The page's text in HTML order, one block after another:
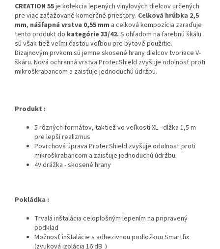
CREATION 55je kolekcia lepených vinylových dielcov určených
pre viac zaťažované komerčné priestory. Celková hrúbka 2,5
mm, nášľapná vrstva 0,55 mm a celková kompozícia zaraďuje
tento produkt do kategórie 33/42. S ohľadom na farebnú škálu
sú však tiež veľmi častou voľbou pre bytové použitie.
Dizajnovým prvkom sú jemne skosené hrany dielcov tvoriace V-
škáru. Nová ochranná vrstva ProtecShield zvyšuje odolnosť proti
mikroškrabancom a zaisťuje jednoduchú údržbu.
Produkt :
5 rôzných formátov, taktiež vo veľkosti XL - dĺžka 1,5 m
pre lepší realizmus
Povrchová úprava ProtecShield zvyšuje odolnosť proti
mikroškrabancom a zaisťuje jednoduchú údržbu
4V drážka - skosené hrany
Pokládka :
Trvalá inštalácia celoplošným lepením na pripravený
podklad
Možnosť inštalácie s adhezivnou podložkou Smartfix
(zvuková izolácia 16 dB )